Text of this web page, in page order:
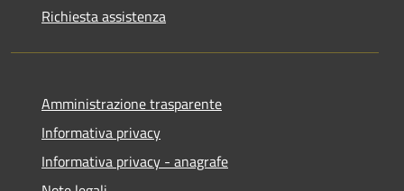
Richiesta assistenza
Amministrazione trasparente
Informativa privacy
Informativa privacy - anagrafe